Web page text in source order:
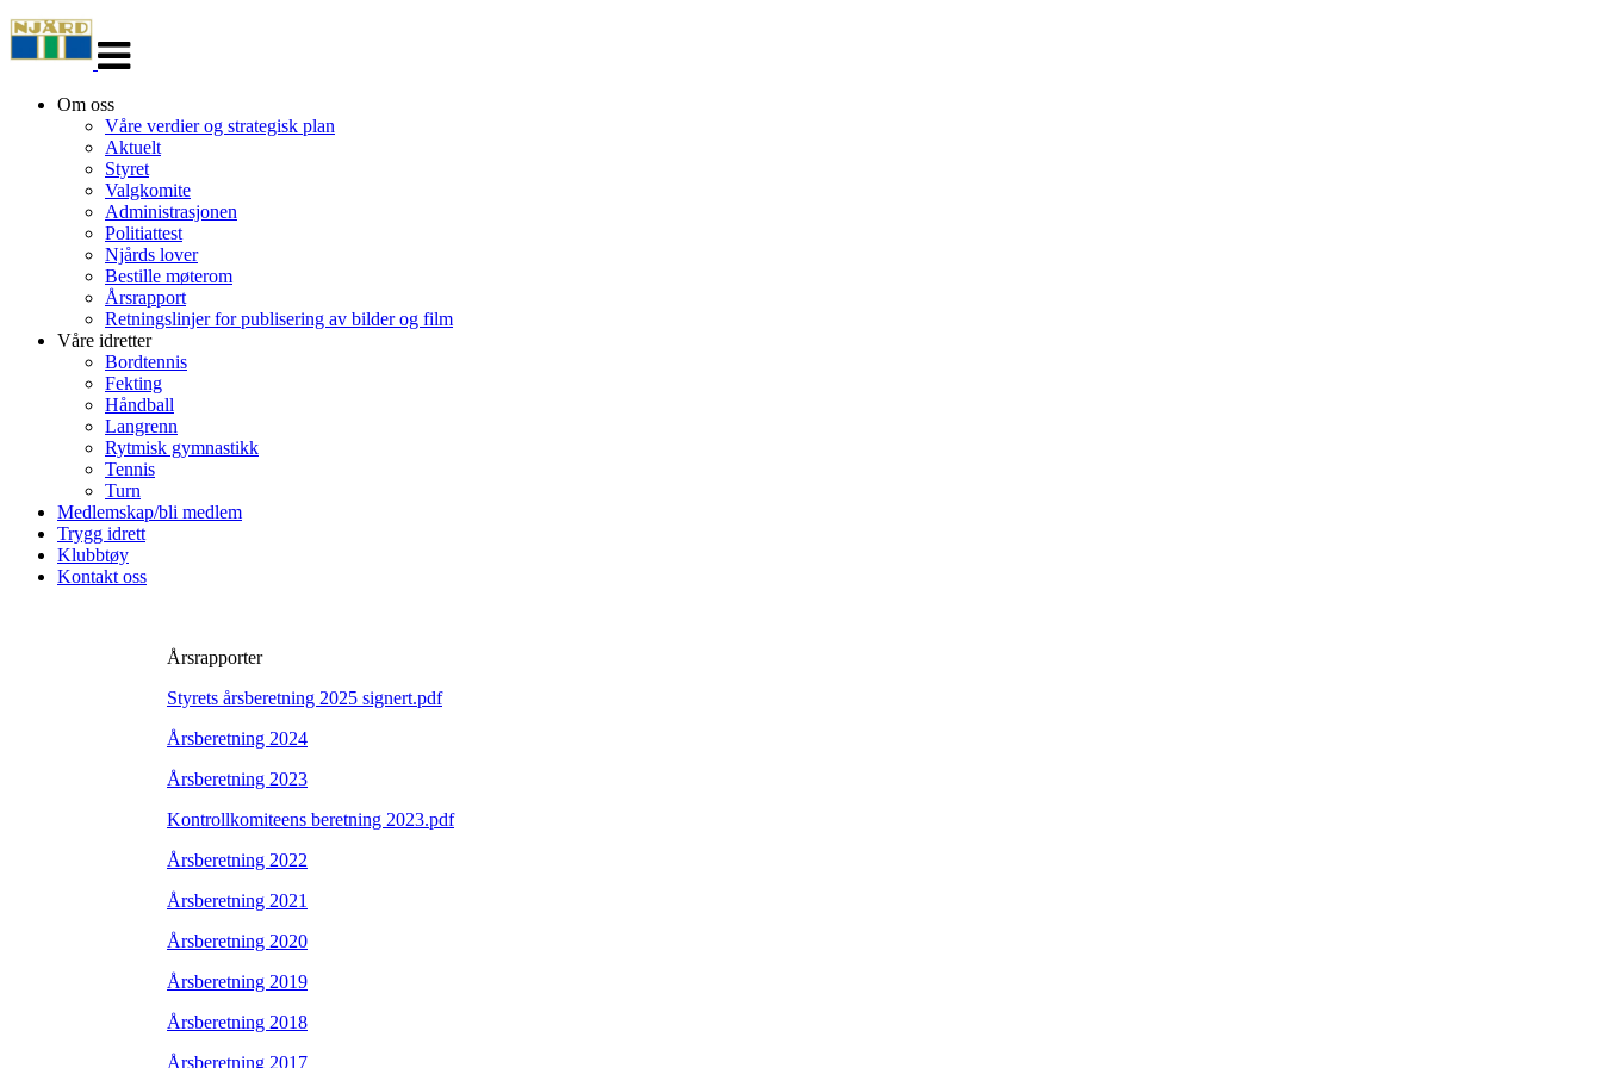
navigasjon
Om oss
Våre verdier og strategisk plan
Aktuelt
Styret
Valgkomite
Administrasjonen
Politiattest
Njårds lover
Bestille møterom
Årsrapport
Retningslinjer for publisering av bilder og film
Våre idretter
Bordtennis
Fekting
Håndball
Langrenn
Rytmisk gymnastikk
Tennis
Turn
Medlemskap/bli medlem
Trygg idrett
Klubbtøy
Kontakt oss
Årsrapporter
Styrets årsberetning 2025 signert.pdf
Årsberetning 2024
Årsberetning 2023
Kontrollkomiteens beretning 2023.pdf
Årsberetning 2022
Årsberetning 2021
Årsberetning 2020
Årsberetning 2019
Årsberetning 2018
Årsberetning 2017